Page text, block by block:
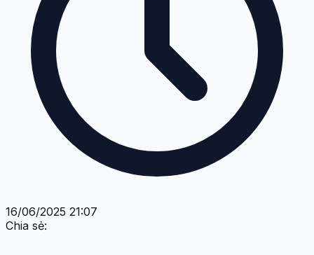
16/06/2025 21:07
Chia sẻ: